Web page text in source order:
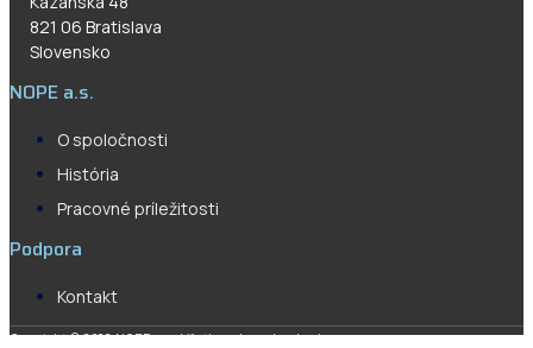
821 06 Bratislava
Slovensko
NOPE a.s.
O spoločnosti
História
Pracovné príležitosti
Podpora
Kontakt
Copyright © 2023 NOPE a.s., Všetky práva vyhradené